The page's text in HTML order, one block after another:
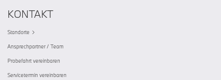
KONTAKT
Standorte
Ansprechpartner / Team
Probefahrt vereinbaren
Servicetermin vereinbaren